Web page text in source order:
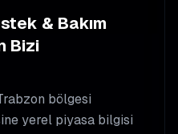
& Bakım
Bizi
bölgesi
yerel piyasa bilgisi